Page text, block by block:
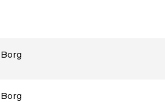
Borg
Borg